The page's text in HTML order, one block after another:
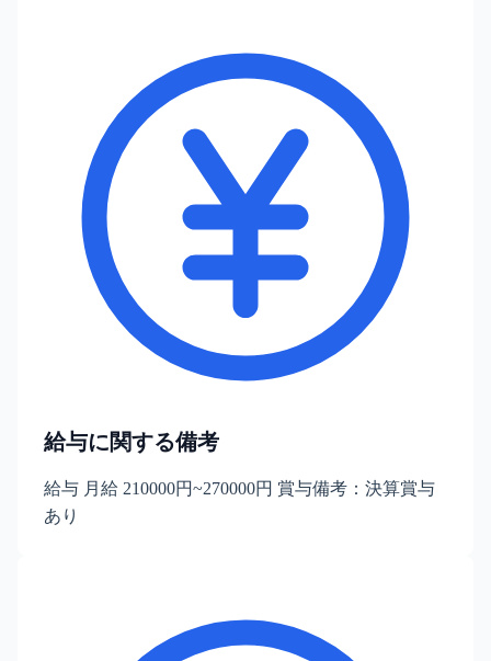
給与に関する備考
給与 月給 210000円~270000円 賞与備考：決算賞与
あり